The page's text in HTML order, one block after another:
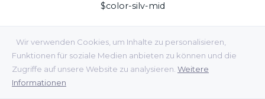
Wir verwenden Cookies, um Inhalte zu personalisieren,
Funktionen für soziale Medien anbieten zu können und die
Zugriffe auf unsere Website zu analysieren. Weitere
Informationen
$color-silv-mid